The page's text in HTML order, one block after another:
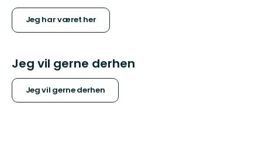
Jeg har været her
Jeg vil gerne derhen
Jeg vil gerne derhen